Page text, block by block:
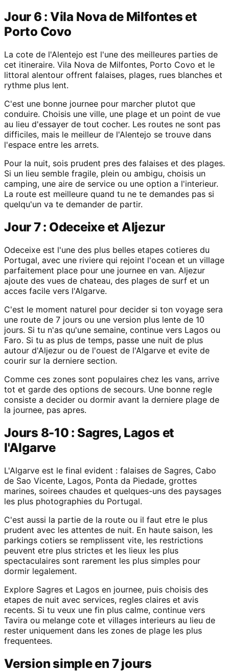
Jour 6 : Vila Nova de Milfontes et
Porto Covo
La cote de l'Alentejo est l'une des meilleures parties de
cet itineraire. Vila Nova de Milfontes, Porto Covo et le
littoral alentour offrent falaises, plages, rues blanches et
rythme plus lent.
C'est une bonne journee pour marcher plutot que
conduire. Choisis une ville, une plage et un point de vue
au lieu d'essayer de tout cocher. Les routes ne sont pas
difficiles, mais le meilleur de l'Alentejo se trouve dans
l'espace entre les arrets.
Pour la nuit, sois prudent pres des falaises et des plages.
Si un lieu semble fragile, plein ou ambigu, choisis un
camping, une aire de service ou une option a l'interieur.
La route est meilleure quand tu ne te demandes pas si
quelqu'un va te demander de partir.
Jour 7 : Odeceixe et Aljezur
Odeceixe est l'une des plus belles etapes cotieres du
Portugal, avec une riviere qui rejoint l'ocean et un village
parfaitement place pour une journee en van. Aljezur
ajoute des vues de chateau, des plages de surf et un
acces facile vers l'Algarve.
C'est le moment naturel pour decider si ton voyage sera
une route de 7 jours ou une version plus lente de 10
jours. Si tu n'as qu'une semaine, continue vers Lagos ou
Faro. Si tu as plus de temps, passe une nuit de plus
autour d'Aljezur ou de l'ouest de l'Algarve et evite de
courir sur la derniere section.
Comme ces zones sont populaires chez les vans, arrive
tot et garde des options de secours. Une bonne regle
consiste a decider ou dormir avant la derniere plage de
la journee, pas apres.
Jours 8-10 : Sagres, Lagos et
l'Algarve
L'Algarve est le final evident : falaises de Sagres, Cabo
de Sao Vicente, Lagos, Ponta da Piedade, grottes
marines, soirees chaudes et quelques-uns des paysages
les plus photographies du Portugal.
C'est aussi la partie de la route ou il faut etre le plus
prudent avec les attentes de nuit. En haute saison, les
parkings cotiers se remplissent vite, les restrictions
peuvent etre plus strictes et les lieux les plus
spectaculaires sont rarement les plus simples pour
dormir legalement.
Explore Sagres et Lagos en journee, puis choisis des
etapes de nuit avec services, regles claires et avis
recents. Si tu veux une fin plus calme, continue vers
Tavira ou melange cote et villages interieurs au lieu de
rester uniquement dans les zones de plage les plus
frequentees.
Version simple en 7 jours